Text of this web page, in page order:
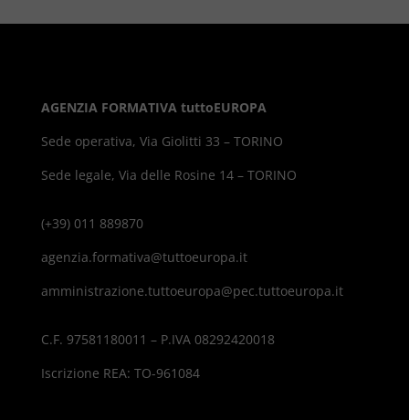
AGENZIA FORMATIVA tuttoEUROPA
Sede operativa, Via Giolitti 33 – TORINO
Sede legale, Via delle Rosine 14 – TORINO
(+39) 011 889870
agenzia.formativa@tuttoeuropa.it
amministrazione.tuttoeuropa@pec.tuttoeuropa.it
C.F. 97581180011 – P.IVA 08292420018
Iscrizione REA: TO-961084